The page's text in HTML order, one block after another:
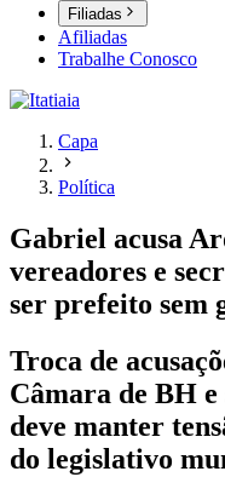
Filiadas
Afiliadas
Trabalhe Conosco
Capa
Política
Gabriel acusa
vereadores e
ser prefeito sem
Troca de
Câmara de BH
deve manter
do legislativo